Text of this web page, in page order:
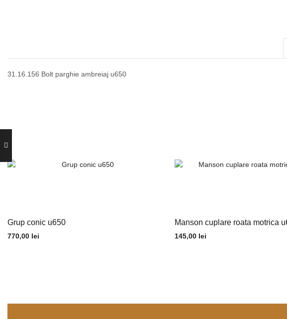
31.16.156 Bolt parghie ambreiaj u650
Grup conic u650
770,00 lei
Manson cuplare roata motrica
145,00 lei